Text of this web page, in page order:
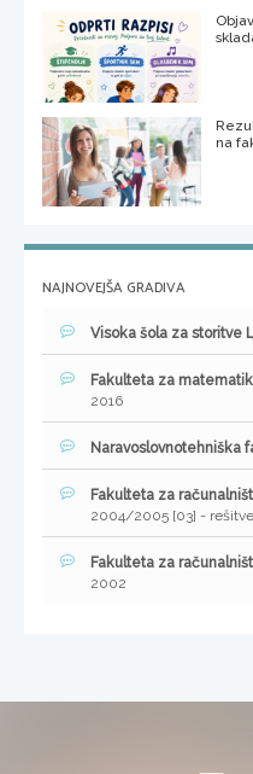
na
NAJNOVEJŠA GRADIVA
Visoka šola za storitve
Fakulteta za
2016
Naravoslovnotehniška
Fakulteta za
2004/2005 [03] - rešitve
Fakulteta za
2002